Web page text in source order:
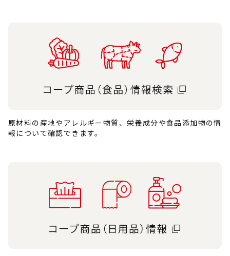
原材料の産地やアレルギー物質、栄養成分や食品添加物の情
報について確認できます。